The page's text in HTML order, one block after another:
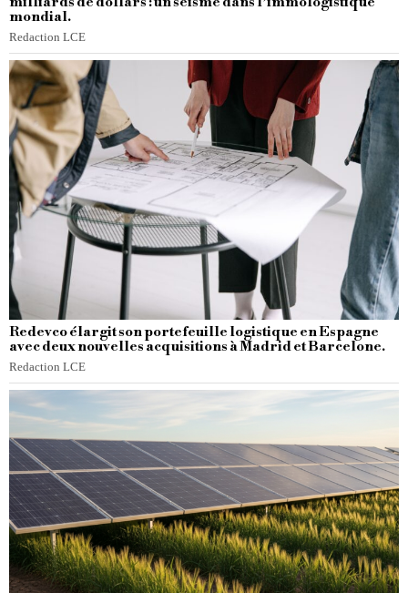
mondial.
Redaction LCE
Redevco élargit son portefeuille logistique en Espagne
avec deux nouvelles acquisitions à Madrid et Barcelone.
Redaction LCE